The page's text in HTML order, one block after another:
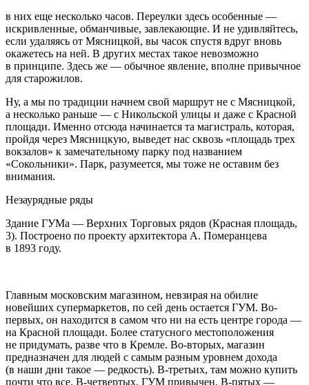
в них еще несколько часов. Переулки здесь особенные —
искривленные, обманчивые, завлекающие. И не удивляйтесь,
если удаляясь от Мясницкой, вы часок спустя вдруг вновь
окажетесь на ней. В других местах такое невозможно
в принципе. Здесь же — обычное явление, вполне привычное
для старожилов.
Ну, а мы по традиции начнем свой маршрут не с Мясницкой,
а несколько раньше — с Никольской улицы и даже с Красной
площади. Именно отсюда начинается та магистраль, которая,
пройдя через Мясницкую, выведет нас сквозь «площадь трех
вокзалов» к замечательному парку под названием
«Сокольники». Парк, разумеется, мы тоже не оставим без
внимания.
Незаурядные ряды
Здание ГУМа — Верхних Торговых рядов (Красная площадь,
3). Построено по проекту архитектора А. Померанцева
в 1893 году.
Главным московским магазином, невзирая на обилие
новейших супермаркетов, по сей день остается ГУМ. Во-
первых, он находится в самом что ни на есть центре города —
на Красной площади. Более статусного местоположения
не придумать, разве что в Кремле. Во-вторых, магазин
предназначен для людей с самым разным уровнем дохода
(в наши дни такое — редкость). В-третьих, там можно купить
почти что все. В-четвертых, ГУМ привычен. В-пятых —